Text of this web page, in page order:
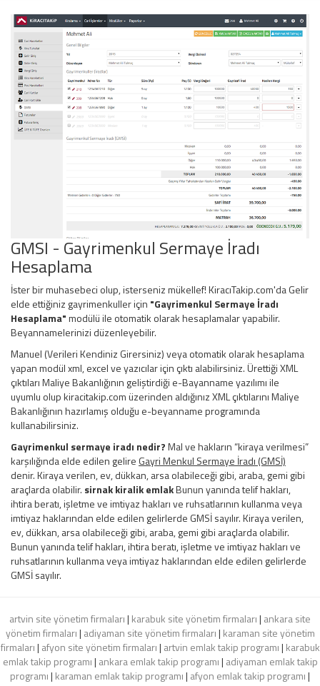
GMSI - Gayrimenkul Sermaye İradı
Hesaplama
İster bir muhasebeci olup, isterseniz mükellef! KiracıTakip.com'da Gelir
elde ettiğiniz gayrimenkuller için "Gayrimenkul Sermaye İradı
Hesaplama"modülü ile otomatik olarak hesaplamalar yapabilir.
Beyannamelerinizi düzenleyebilir.
Manuel (Verileri Kendiniz Girersiniz) veya otomatik olarak hesaplama
yapan modül xml, excel ve yazıcılar için çıktı alabilirsiniz. Ürettiği XML
çıktıları Maliye Bakanlığının geliştirdiği e-Bayanname yazılımı ile
uyumlu olup kiracitakip.com üzerinden aldığınız XML çıktılarını Maliye
Bakanlığının hazırlamış olduğu e-beyanname programında
kullanabilirsiniz.
Gayrimenkul sermaye iradı nedir?Mal ve hakların “kiraya verilmesi”
karşılığında elde edilen gelire Gayri Menkul Sermaye İradı (GMSİ)
denir. Kiraya verilen, ev, dükkan, arsa olabileceği gibi, araba, gemi gibi
araçlarda olabilir. sirnak kiralik emlakBunun yanında telif hakları,
ihtira beratı, işletme ve imtiyaz hakları ve ruhsatlarının kullanma veya
imtiyaz haklarından elde edilen gelirlerde GMSİ sayılır. Kiraya verilen,
ev, dükkan, arsa olabileceği gibi, araba, gemi gibi araçlarda olabilir.
Bunun yanında telif hakları, ihtira beratı, işletme ve imtiyaz hakları ve
ruhsatlarının kullanma veya imtiyaz haklarından elde edilen gelirlerde
GMSİ sayılır.
artvin site yönetim firmaları| karabuk site yönetim firmaları| ankara site
yönetim firmaları| adiyaman site yönetim firmaları| karaman site yönetim
firmaları| afyon site yönetim firmaları| artvin emlak takip programı| karabuk
emlak takip programı| ankara emlak takip programı| adiyaman emlak takip
programı| karaman emlak takip programı| afyon emlak takip programı|